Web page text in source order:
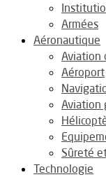
Armées
Aéronautique
Aviation
Aéroport
Aviation
Sûreté
Technologie